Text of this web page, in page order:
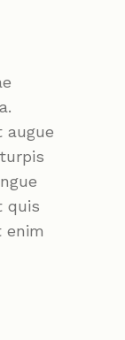
augue
quis
enim